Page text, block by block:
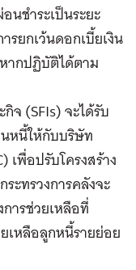
นชำระเป็นระยะ
รยกเว้นดอกเบี้ยเงิน
ากปฏิบัติได้ตาม
จ (SFIs) จะได้รับ
หนี้ให้กับบริษัท
เพื่อปรับโครงสร้าง
ทรวงการคลังจะ
ารช่วยเหลือที่
เหลือลูกหนี้รายย่อย